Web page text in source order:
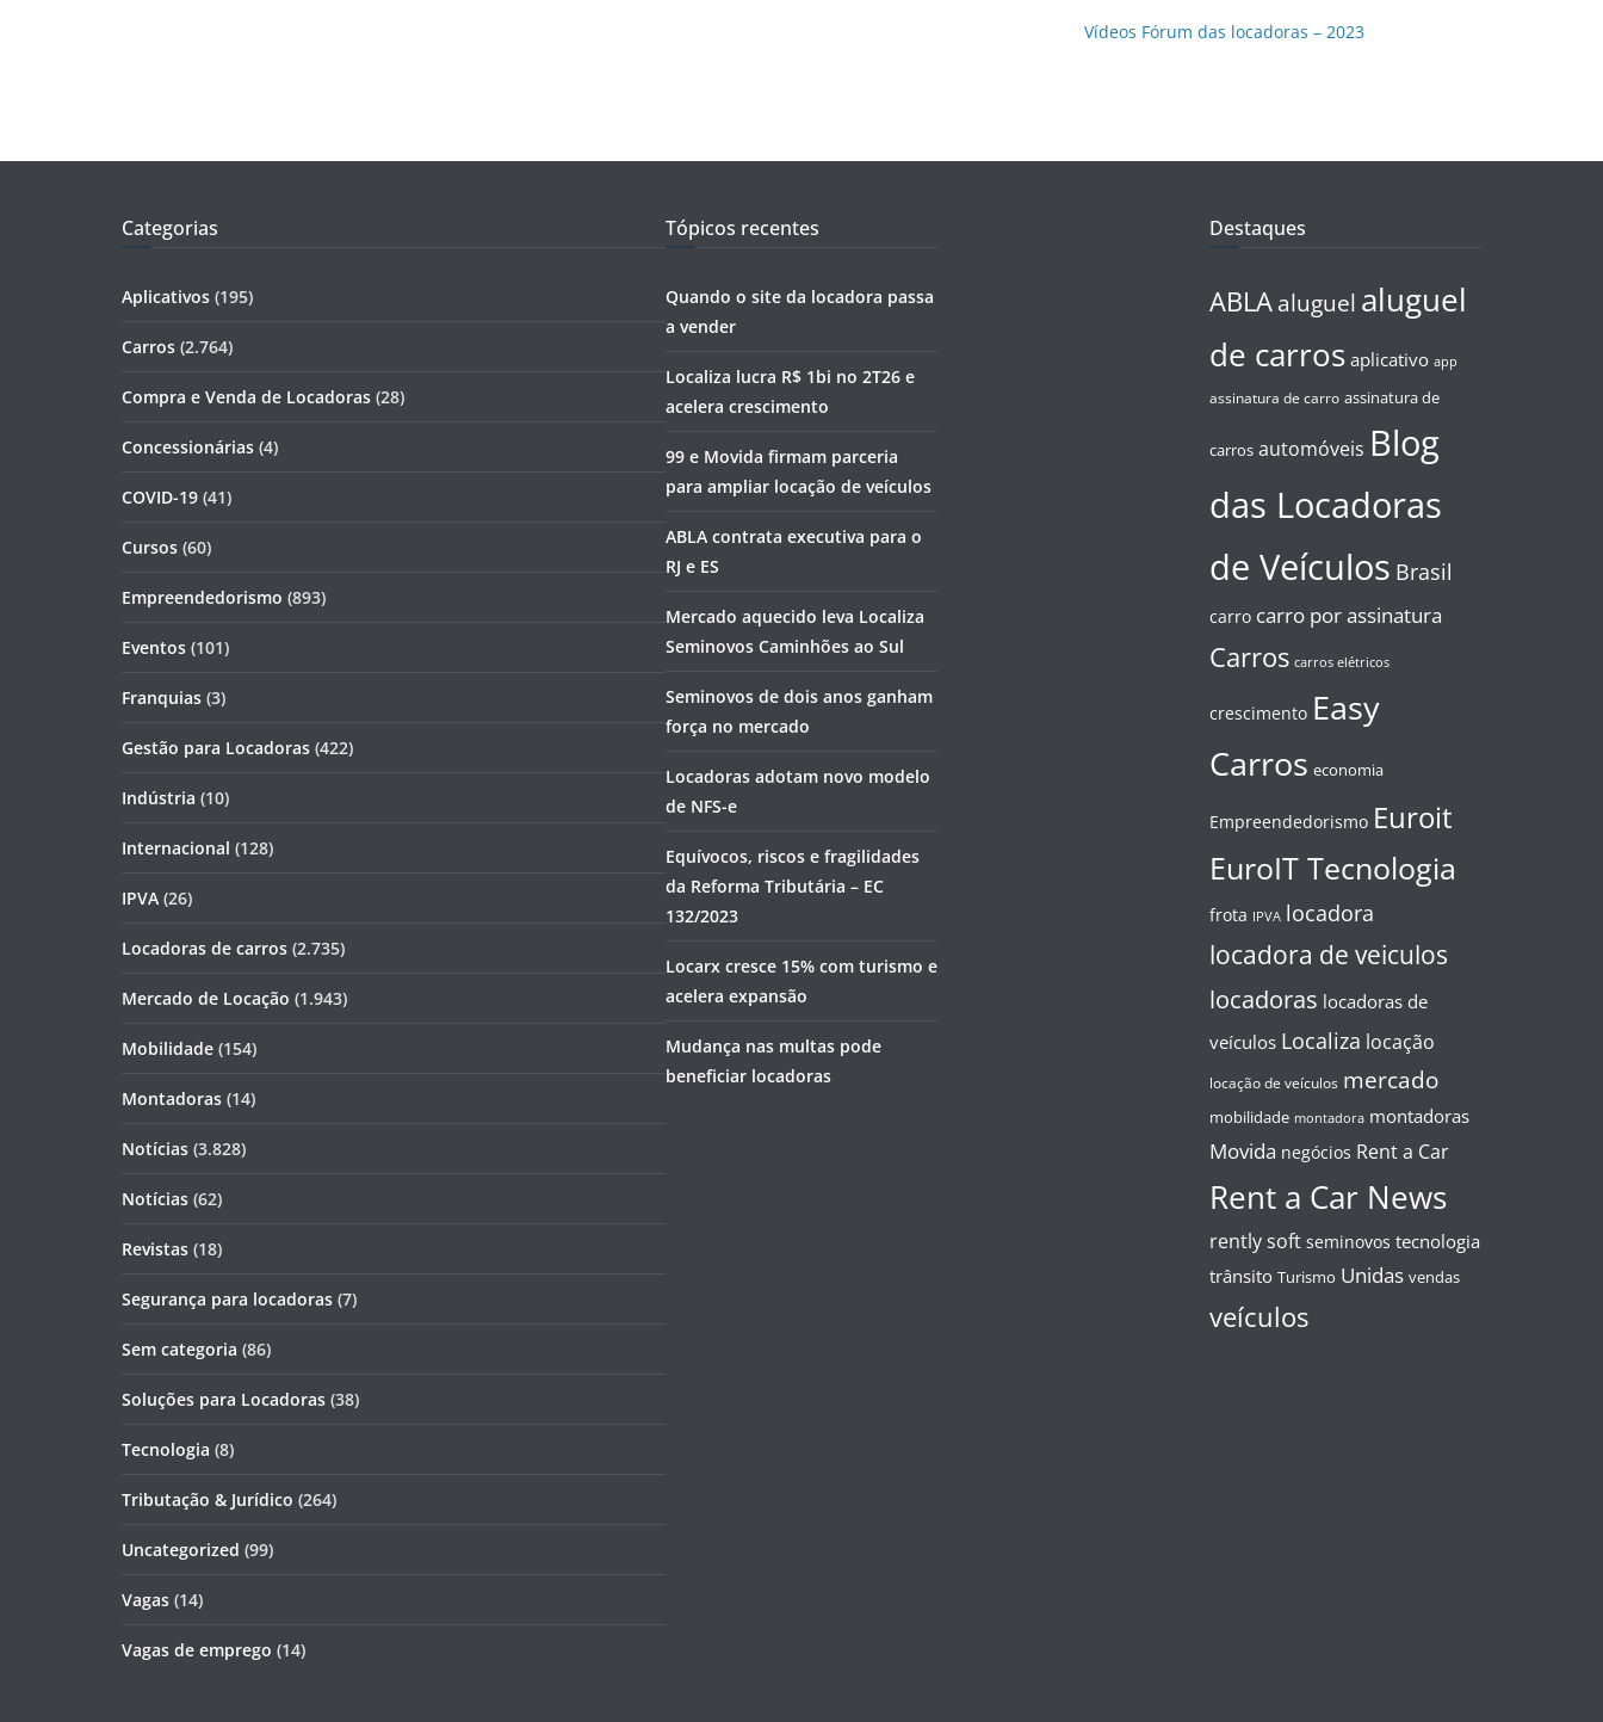
Vídeos Fórum das locadoras – 2023
Categorias
Aplicativos (195)
Carros (2.764)
Compra e Venda de Locadoras (28)
Concessionárias (4)
COVID-19 (41)
Cursos (60)
Empreendedorismo (893)
Eventos (101)
Franquias (3)
Gestão para Locadoras (422)
Indústria (10)
Internacional (128)
IPVA (26)
Locadoras de carros (2.735)
Mercado de Locação (1.943)
Mobilidade (154)
Montadoras (14)
Notícias (3.828)
Notícias (62)
Revistas (18)
Segurança para locadoras (7)
Sem categoria (86)
Soluções para Locadoras (38)
Tecnologia (8)
Tributação & Jurídico (264)
Uncategorized (99)
Vagas (14)
Vagas de emprego (14)
Tópicos recentes
Quando o site da locadora passa
a vender
Localiza lucra R$ 1bi no 2T26 e
acelera crescimento
99 e Movida firmam parceria
para ampliar locação de veículos
ABLA contrata executiva para o
RJ e ES
Mercado aquecido leva Localiza
Seminovos Caminhões ao Sul
Seminovos de dois anos ganham
força no mercado
Locadoras adotam novo modelo
de NFS-e
Equívocos, riscos e fragilidades
da Reforma Tributária – EC
132/2023
Locarx cresce 15% com turismo e
acelera expansão
Mudança nas multas pode
beneficiar locadoras
Destaques
ABLA aluguel aluguel
de carros aplicativo app
assinatura de carro assinatura de
carros automóveis Blog
das Locadoras
de Veículos Brasil
carro carro por assinatura
Carros carros elétricos
crescimento Easy
Carros economia
Empreendedorismo Euroit
EuroIT Tecnologia
frota IPVA locadora
locadora de veiculos
locadoras locadoras de
veículos Localiza locação
locação de veículos mercado
mobilidade montadora montadoras
Movida negócios Rent a Car
Rent a Car News
rently soft seminovos tecnologia
trânsito Turismo Unidas vendas
veículos